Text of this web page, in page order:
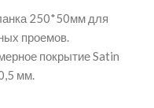
250*50мм для
проемов.
покрытие Satin
мм.